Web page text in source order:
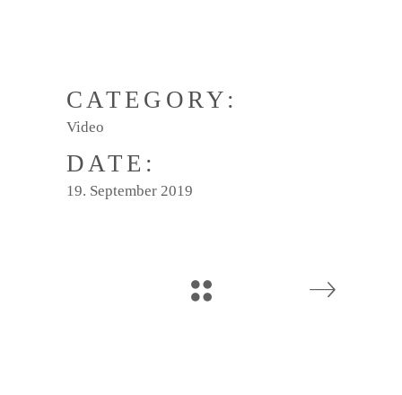
CATEGORY:
Video
DATE:
19. September 2019